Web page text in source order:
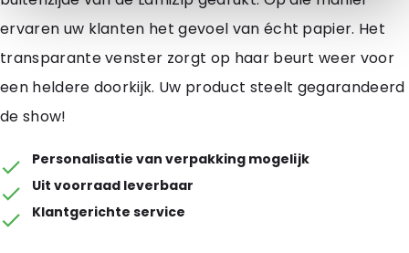
ervaren uw klanten het gevoel van écht papier. Het
transparante venster zorgt op haar beurt weer voor
een heldere doorkijk. Uw product steelt gegarandeerd
de show!
Personalisatie van verpakking mogelijk
Uit voorraad leverbaar
Klantgerichte service